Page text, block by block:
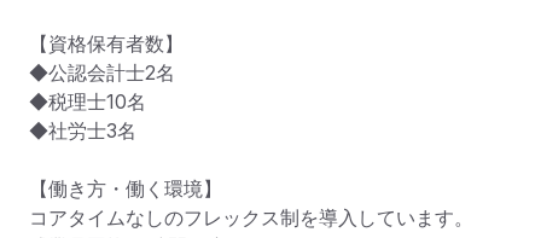
【資格保有者数】
◆公認会計士2名
◆税理士10名
◆社労士3名
【働き方・働く環境】
コアタイムなしのフレックス制を導入しています。